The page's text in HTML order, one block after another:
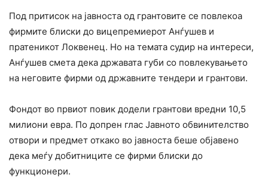
Под притисок на јавноста од грантовите се повлекоа
фирмите блиски до вицепремиерот Анѓушев и
пратеникот Локвенец. Но на темата судир на интереси,
Анѓушев смета дека државата губи со повлекувањето
на неговите фирми од државните тендери и грантови.
Фондот во првиот повик додели грантови вредни 10,5
милиони евра. По допрен глас Јавното обвинителство
отвори и предмет откако во јавноста беше објавено
дека меѓу добитниците се фирми блиски до
функционери.